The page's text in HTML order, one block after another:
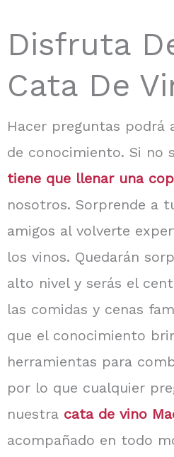
Disfruta
Cata De
Hacer preguntas podrá
de conocimiento. Si no
tiene que llenar una
nosotros. Sorprende a
amigos al volverte
los vinos. Quedarán
alto nivel y serás el
las comidas y cenas
que el conocimiento
herramientas para
por lo que cualquier
nuestra cata de vino
acompañado en todo